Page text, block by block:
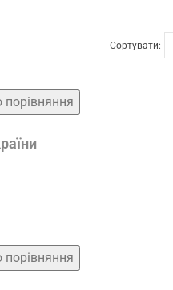
Сортувати:
порівняння
порівняння